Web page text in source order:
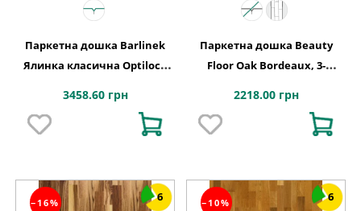
Паркетна дошка Barlinek
Ялинка класична Optilock
1WC000015
3458.60 грн
Паркетна дошка Beauty
Floor Oak Bordeaux, 3-
2218.00 грн
−16% 6 −10% 6